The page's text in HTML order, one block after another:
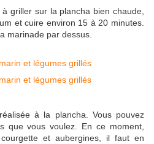
griller sur la plancha bien chaude,
et cuire environ 15 à 20 minutes.
marinade par dessus.
à la plancha. Vous pouvez
que vous voulez. En ce moment,
et aubergines, il faut en